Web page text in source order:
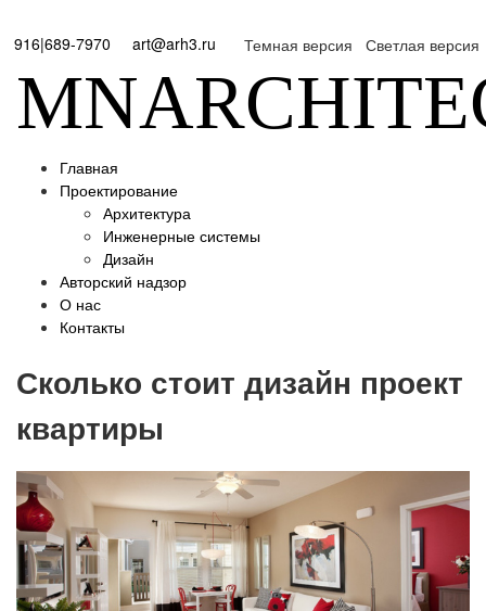
916|689-7970 art@arh3.ru Темная версия Светлая версия
Главная
Проектирование
Архитектура
Инженерные системы
Дизайн
Авторский надзор
О нас
Контакты
Сколько стоит дизайн проект
квартиры